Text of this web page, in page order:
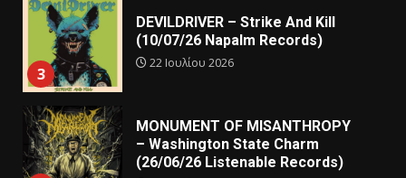
3
DEVILDRIVER – Strike And Kill
(10/07/26 Napalm Records)
22 Ιουλίου 2026
MONUMENT OF MISANTHROPY
– Washington State Charm
(26/06/26 Listenable Records)